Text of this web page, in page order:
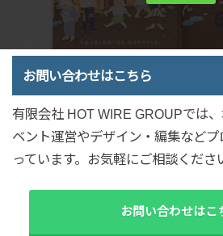
お問い合わせはこちら
有限会社 HOT WIRE GROUPでは
ベント運営やデザイン・編集など
っています。お気軽にご相談くださ
お問い合わせはこ